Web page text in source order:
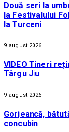
Două seri la
la Festivalului
la Turceni
9 august 2026
VIDEO Tineri
Târgu Jiu
9 august 2026
Gorjeancă,
concubin